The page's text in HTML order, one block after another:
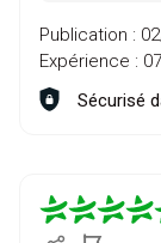
Publication :
Expérience :
Sécurisé